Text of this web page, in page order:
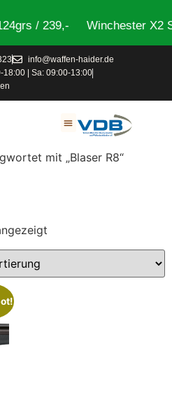
/ 239,- Winchester X2
info@waffen-haider.de
18:00 | Sa: 09:00-13:00
mit „Blaser R8“